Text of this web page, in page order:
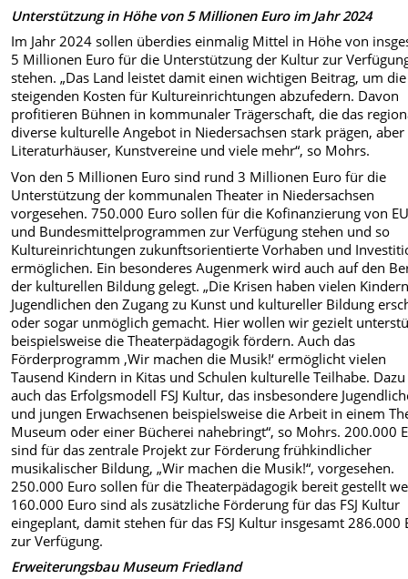
Unterstützung in Höhe von 5 Millionen Euro im Jahr 2024
Im Jahr 2024 sollen überdies einmalig Mittel in Höhe von
5 Millionen Euro für die Unterstützung der Kultur zur
stehen. „Das Land leistet damit einen wichtigen Beitrag, um die
steigenden Kosten für Kultureinrichtungen abzufedern. Davon
profitieren Bühnen in kommunaler Trägerschaft, die das
diverse kulturelle Angebot in Niedersachsen stark prägen, aber
Literaturhäuser, Kunstvereine und viele mehr“, so Mohrs.
Von den 5 Millionen Euro sind rund 3 Millionen Euro für die
Unterstützung der kommunalen Theater in Niedersachsen
vorgesehen. 750.000 Euro sollen für die Kofinanzierung von
und Bundesmittelprogrammen zur Verfügung stehen und so
Kultureinrichtungen zukunftsorientierte Vorhaben und
ermöglichen. Ein besonderes Augenmerk wird auch auf den
der kulturellen Bildung gelegt. „Die Krisen haben vielen
Jugendlichen den Zugang zu Kunst und kultureller Bildung
oder sogar unmöglich gemacht. Hier wollen wir gezielt
beispielsweise die Theaterpädagogik fördern. Auch das
Förderprogramm ,Wir machen die Musik!‘ ermöglicht vielen
Tausend Kindern in Kitas und Schulen kulturelle Teilhabe.
auch das Erfolgsmodell FSJ Kultur, das insbesondere
und jungen Erwachsenen beispielsweise die Arbeit in einem
Museum oder einer Bücherei nahebringt“, so Mohrs. 200.000
sind für das zentrale Projekt zur Förderung frühkindlicher
musikalischer Bildung, „Wir machen die Musik!“, vorgesehen.
250.000 Euro sollen für die Theaterpädagogik bereit gestellt
160.000 Euro sind als zusätzliche Förderung für das FSJ Kultur
eingeplant, damit stehen für das FSJ Kultur insgesamt 286.000
zur Verfügung.
Erweiterungsbau Museum Friedland